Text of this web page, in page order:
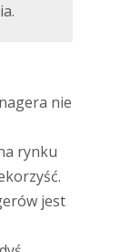
nie
rynku
jest